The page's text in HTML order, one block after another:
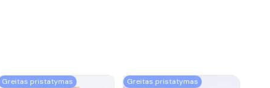
Greitas pristatymas
Greitas pristatymas